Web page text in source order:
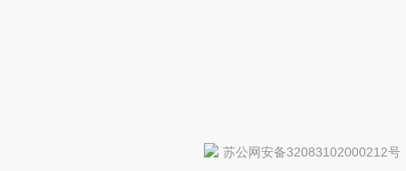
苏公网安备32083102000212号